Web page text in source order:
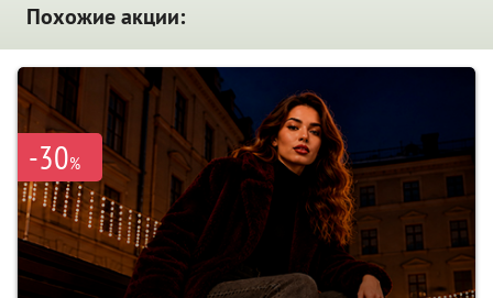
Похожие акции:
-30%